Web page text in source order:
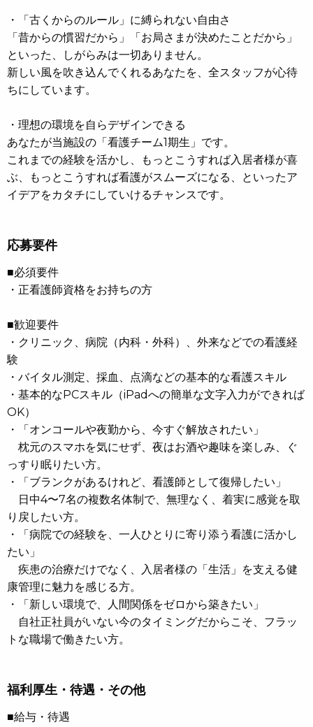
・「古くからのルール」に縛られない自由さ
「昔からの慣習だから」「お局さまが決めたことだから」
といった、しがらみは一切ありません。
新しい風を吹き込んでくれるあなたを、全スタッフが心待
ちにしています。
・理想の環境を自らデザインできる
あなたが当施設の「看護チーム1期生」です。
これまでの経験を活かし、もっとこうすれば入居者様が喜
ぶ、もっとこうすれば看護がスムーズになる、といったア
イデアをカタチにしていけるチャンスです。
応募要件
■必須要件
・正看護師資格をお持ちの方
■歓迎要件
・クリニック、病院（内科・外科）、外来などでの看護経
験
・バイタル測定、採血、点滴などの基本的な看護スキル
・基本的なPCスキル（iPadへの簡単な文字入力ができれば
OK）
・「オンコールや夜勤から、今すぐ解放されたい」
枕元のスマホを気にせず、夜はお酒や趣味を楽しみ、ぐ
っすり眠りたい方。
・「ブランクがあるけれど、看護師として復帰したい」
日中4〜7名の複数名体制で、無理なく、着実に感覚を取
り戻したい方。
・「病院での経験を、一人ひとりに寄り添う看護に活かし
たい」
疾患の治療だけでなく、入居者様の「生活」を支える健
康管理に魅力を感じる方。
・「新しい環境で、人間関係をゼロから築きたい」
自社正社員がいない今のタイミングだからこそ、フラッ
トな職場で働きたい方。
福利厚生・待遇・その他
■給与・待遇